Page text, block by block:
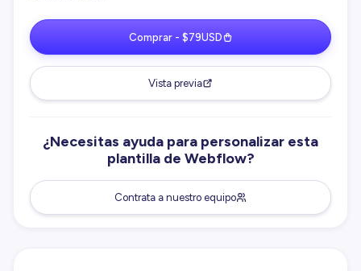
Comprar - $79USD
Vista previa
¿Necesitas ayuda para personalizar esta
plantilla de Webflow?
Contrata a nuestro equipo